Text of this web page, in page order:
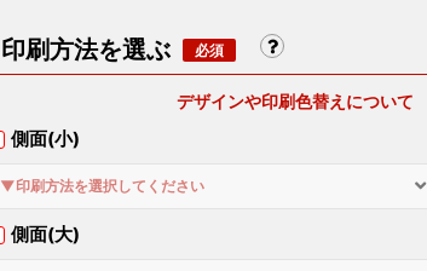
印刷方法を選ぶ
デザインや印刷色替えについて
側面(小)
▼印刷方法を選択してください
側面(大)